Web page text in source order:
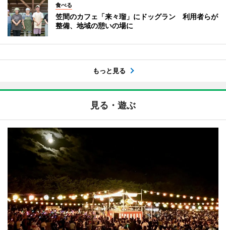
食べる
笠間のカフェ「来々瑠」にドッグラン 利用者らが
整備、地域の憩いの場に
もっと見る
見る・遊ぶ